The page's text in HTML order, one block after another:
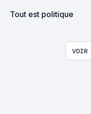
Tout est politique
VOIR